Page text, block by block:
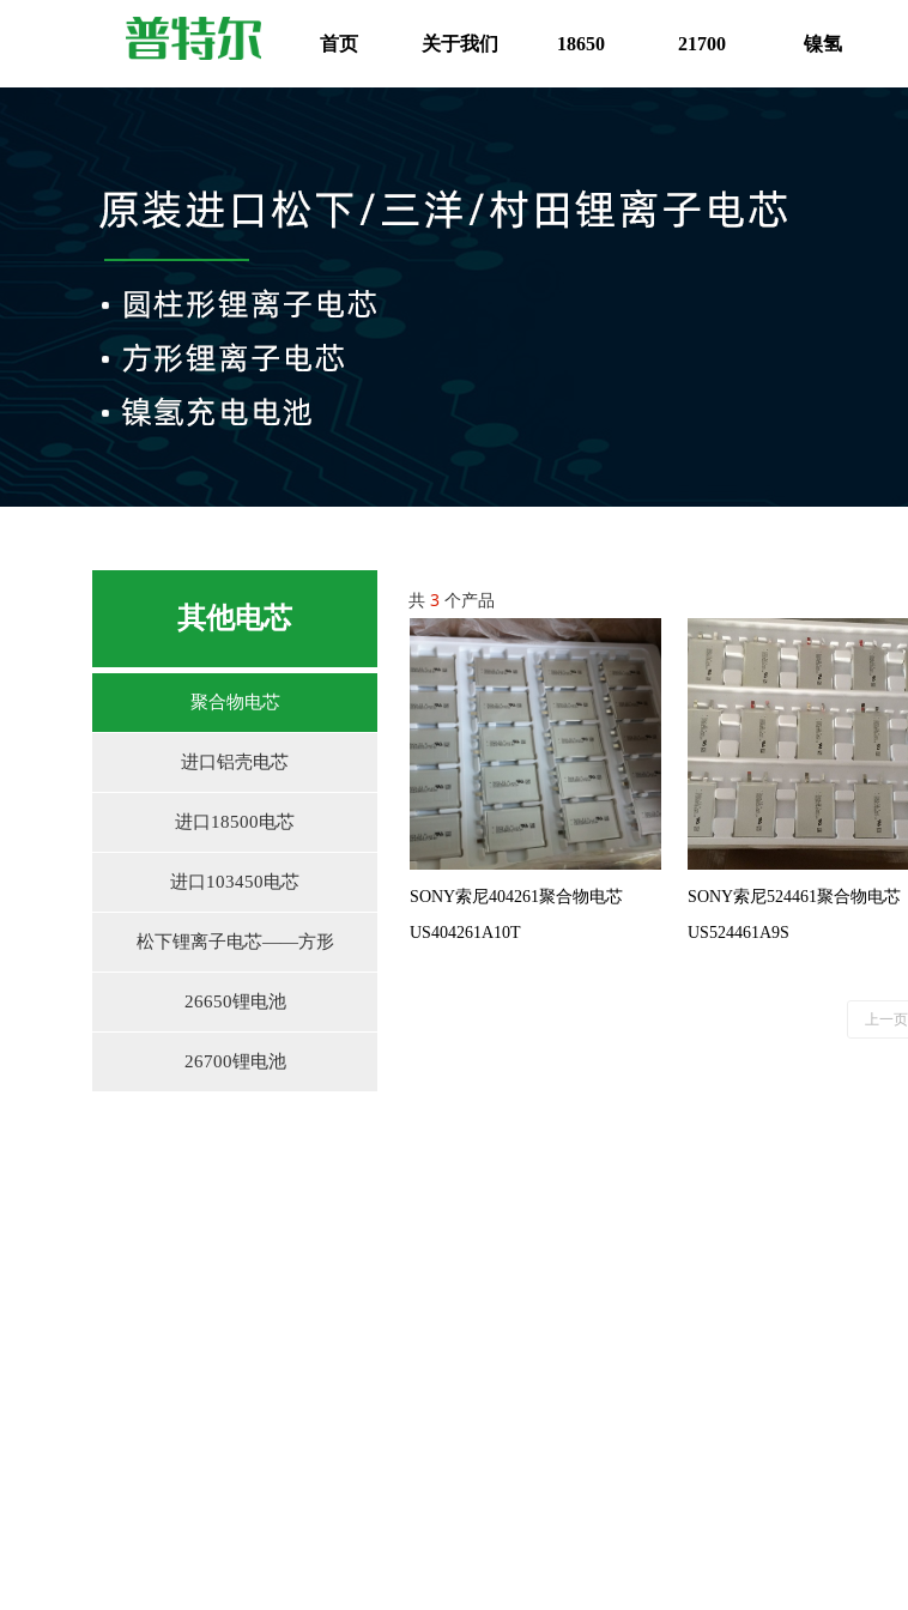
首页 关于我们 18650 21700 镍氢
其他电芯
聚合物电芯
进口铝壳电芯
进口18500电芯
进口103450电芯
松下锂离子电芯——方形
26650锂电池
26700锂电池
共 3 个产品
SONY索尼404261聚合物电芯
US404261A10T
SONY索尼524461聚合物电芯
US524461A9S
上一页